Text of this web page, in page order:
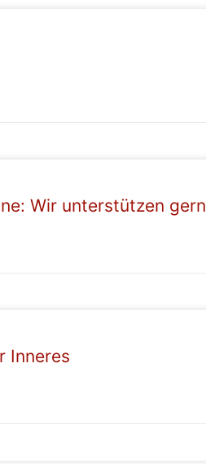
Wir unterstützen gern
Inneres